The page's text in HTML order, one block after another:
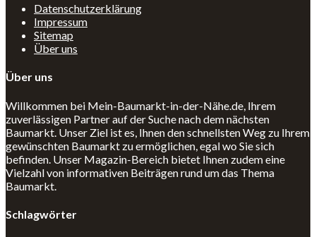
Datenschutzerklärung
Impressum
Sitemap
Über uns
Über uns
Willkommen bei Mein-Baumarkt-in-der-Nähe.de, Ihrem
zuverlässigen Partner auf der Suche nach dem nächsten
Baumarkt. Unser Ziel ist es, Ihnen den schnellsten Weg zu Ihrem
gewünschten Baumarkt zu ermöglichen, egal wo Sie sich
befinden. Unser Magazin-Bereich bietet Ihnen zudem eine
Vielzahl von informativen Beiträgen rund um das Thema
Baumarkt.
Schlagwörter